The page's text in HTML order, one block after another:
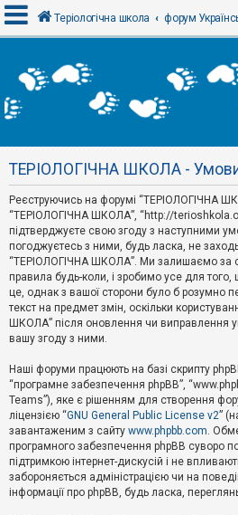
х
і
Р
є
с
т
р
а
ц
я
Т
м
и
б
е
з
в
і
д
п
о
в
Теріологічна школа форум
ТЕРІОЛОГІЧНА ШКОЛА -
Реєструючись на форумі “ТЕРІОЛОГІЧНА
“ТЕРІОЛОГІЧНА ШКОЛА”, “http://
підтверджуєте свою згоду з наступними
погоджуєтесь з ними, будь ласка, не
“ТЕРІОЛОГІЧНА ШКОЛА”. Ми залишаємо за
правила будь-коли, і зробимо усе для
це, однак з вашої сторони було б розумно
текст на предмет змін, оскільки
ШКОЛА” після оновлення чи виправлення
вашу згоду з ними.
Наші форуми працюють на базі скрипту
“програмне забезпечення phpBB”,
Teams”), яке є рішенням для створення
ліцензією “GNU General Public License v2”
завантаженим з сайту www.phpbb.com.
програмного забезпечення phpBB суворо
підтримкою інтернет-дискусій і не
забороняється адміністрацією чи на
інформації про phpBB, будь ласка,